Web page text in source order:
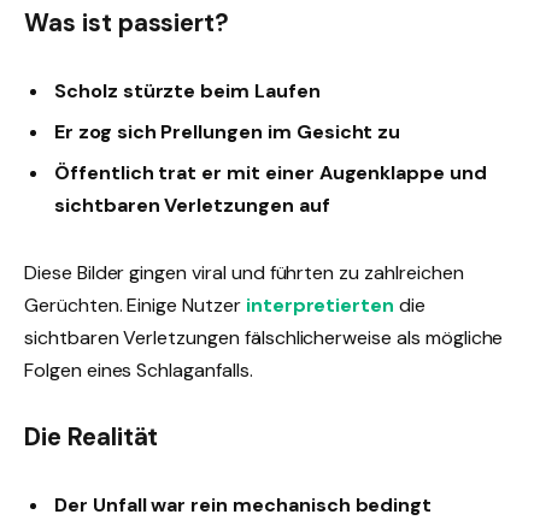
Was ist passiert?
Scholz stürzte beim Laufen
Er zog sich Prellungen im Gesicht zu
Öffentlich trat er mit einer Augenklappe und
sichtbaren Verletzungen auf
Diese Bilder gingen viral und führten zu zahlreichen
Gerüchten. Einige Nutzer interpretierten die
sichtbaren Verletzungen fälschlicherweise als mögliche
Folgen eines Schlaganfalls.
Die Realität
Der Unfall war rein mechanisch bedingt